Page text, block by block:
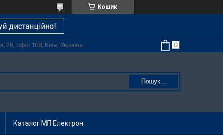
Кошик
дистанційно!
28, офіс 108, Київ, Україна
Пошук...
Каталог МП Електрон